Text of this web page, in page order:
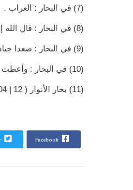
(7) في البحار : العراب .
(8) في البحار : قال الله إني قد أعطيتك .
(9) في البحار : صعدا جياداً ، والجياد كما في الصّحاح اسم جبل بمكة وعن بعض نسخ العلل : صعدا جيلاً .
(10) في البحار : وأعطت .
(11) بحار الأنوار ( 12 | 104 ) ، برقم : ( 16 ) عن العلل وراجع العلل ( 1 | 37 ) .